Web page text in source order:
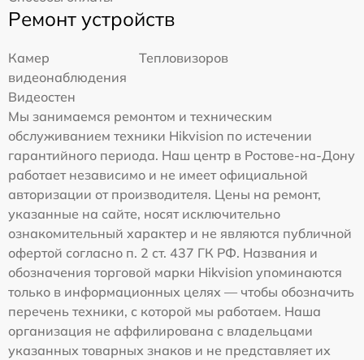
Ремонт устройств
Камер
видеонаблюдения
Тепловизоров
Видеостен
Мы занимаемся ремонтом и техническим
обслуживанием техники Hikvision по истечении
гарантийного периода. Наш центр в Ростове-на-Дону
работает независимо и не имеет официальной
авторизации от производителя. Цены на ремонт,
указанные на сайте, носят исключительно
ознакомительный характер и не являются публичной
офертой согласно п. 2 ст. 437 ГК РФ. Названия и
обозначения торговой марки Hikvision упоминаются
только в информационных целях — чтобы обозначить
перечень техники, с которой мы работаем. Наша
организация не аффилирована с владельцами
указанных товарных знаков и не представляет их